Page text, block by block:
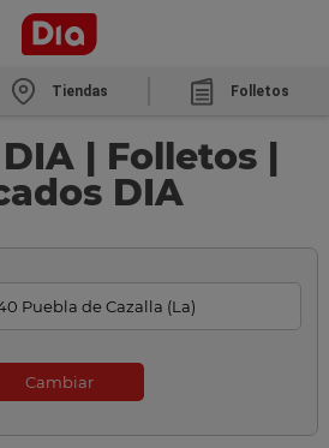
Tiendas Folletos
| Folletos |
DIA
Cambiar